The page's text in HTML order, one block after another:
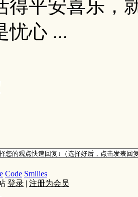
得平安喜乐，
忧心 ...
Code Smilies
登录 | 注册为会员